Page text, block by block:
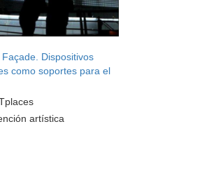
Façade. Dispositivos
como soportes para el
artística